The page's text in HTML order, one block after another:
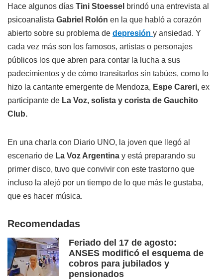
Hace algunos días Tini Stoessel brindó una entrevista al
psicoanalista Gabriel Rolón en la que habló a corazón
abierto sobre su problema de depresión y ansiedad. Y
cada vez más son los famosos, artistas o personajes
públicos los que abren para contar la lucha a sus
padecimientos y de cómo transitarlos sin tabúes, como lo
hizo la cantante emergente de Mendoza, Espe Careri, ex
participante de La Voz, solista y corista de Gauchito
Club.
En una charla con Diario UNO, la joven que llegó al
escenario de La Voz Argentina y está preparando su
primer disco, tuvo que convivir con este trastorno que
incluso la alejó por un tiempo de lo que más le gustaba,
que es hacer música.
Recomendadas
Feriado del 17 de agosto:
ANSES modificó el esquema de
cobros para jubilados y
pensionados